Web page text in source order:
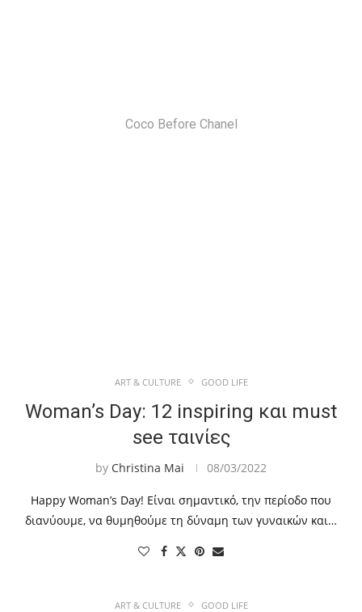
Coco Before Chanel
ART & CULTURE GOOD LIFE
Woman’s Day: 12 inspiring και must
see ταινίες
by Christina Mai 08/03/2022
Happy Woman’s Day! Είναι σημαντικό, την περίοδο που
διανύουμε, να θυμηθούμε τη δύναμη των γυναικών και…
ART & CULTURE GOOD LIFE